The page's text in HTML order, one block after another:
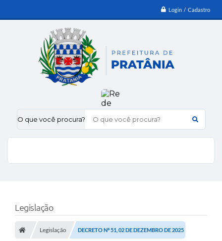
Login / Cadastro
O que você procura?
Legislação
Legislação DECRETO Nº 51, 02 DE DEZEMBRO DE 2025